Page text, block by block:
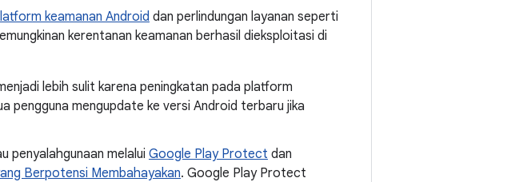
keamanan Android dan perlindungan layanan seperti
kerentanan keamanan berhasil dieksploitasi di
lebih sulit karena peningkatan pada platform
pengguna mengupdate ke versi Android terbaru jika
penyalahgunaan melalui Google Play Protect dan
Berpotensi Membahayakan. Google Play Protect